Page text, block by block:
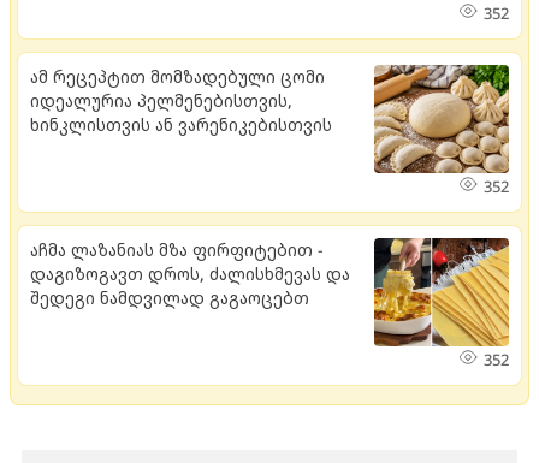
352
ამ რეცეპტით მომზადებული ცომი
იდეალურია პელმენებისთვის,
ხინკლისთვის ან ვარენიკებისთვის
352
აჩმა ლაზანიას მზა ფირფიტებით -
დაგიზოგავთ დროს, ძალისხმევას და
შედეგი ნამდვილად გაგაოცებთ
352